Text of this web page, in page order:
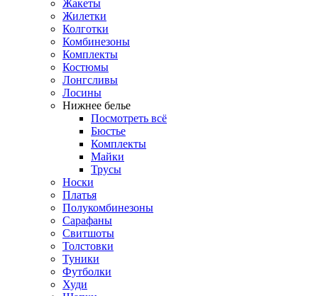
Жакеты
Жилетки
Колготки
Комбинезоны
Комплекты
Костюмы
Лонгсливы
Лосины
Нижнее белье
Посмотреть всё
Бюстье
Комплекты
Майки
Трусы
Носки
Платья
Полукомбинезоны
Сарафаны
Свитшоты
Толстовки
Туники
Футболки
Худи